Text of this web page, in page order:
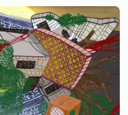
منصات البودكاست